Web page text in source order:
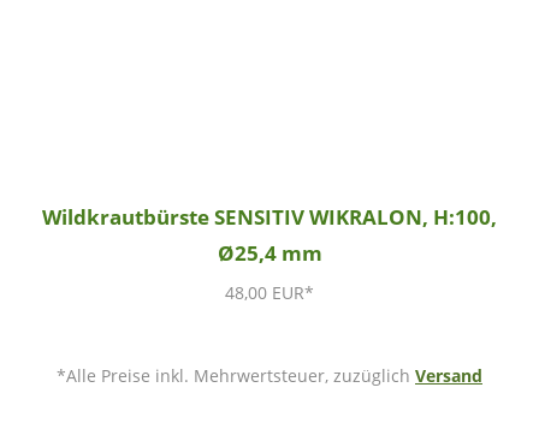
Wildkrautbürste SENSITIV WIKRALON, H:100,
Ø25,4 mm
48,00 EUR*
*Alle Preise inkl. Mehrwertsteuer, zuzüglich Versand